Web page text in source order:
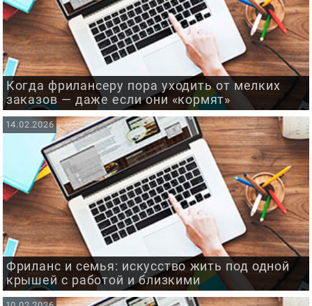
Когда фрилансеру пора уходить от мелких
заказов — даже если они «кормят»
Фриланс и семья: искусство жить под одной
крышей с работой и близкими
14.02.2026